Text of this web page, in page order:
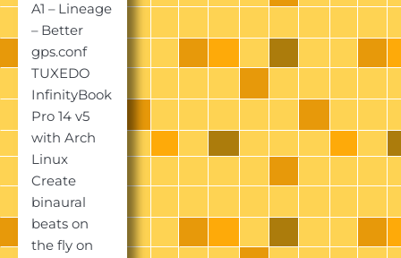
A1 – Lineage
– Better
gps.conf
TUXEDO
InfinityBook
Pro 14 v5
with Arch
Linux
Create
binaural
beats on
the fly on